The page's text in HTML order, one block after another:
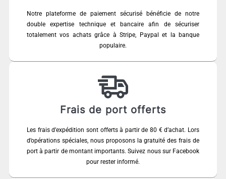
Notre plateforme de paiement sécurisé bénéficie de notre
double expertise technique et bancaire afin de sécuriser
totalement vos achats grâce à Stripe, Paypal et la banque
populaire.
Frais de port offerts
Les frais d’expédition sont offerts à partir de 80 € d’achat. Lors
d’opérations spéciales, nous proposons la gratuité des frais de
port à partir de montant importants. Suivez nous sur Facebook
pour rester informé.